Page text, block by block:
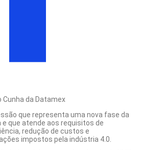
Cunha da Datamex
que representa uma nova fase da
que atende aos requisitos de
redução de custos e
impostos pela indústria 4.0.